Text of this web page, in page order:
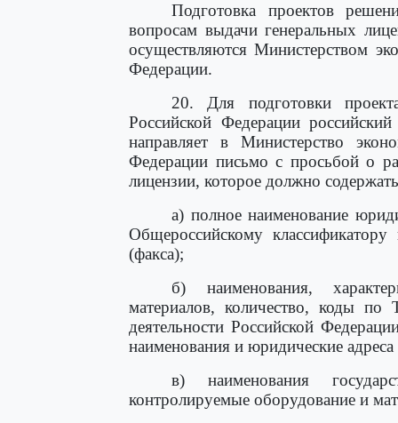
Подготовка проектов
вопросам выдачи генеральных
осуществляются Министерством
Федерации.
20. Для подготовки
Российской Федерации
направляет в Министерство
Федерации письмо с просьбой о
лицензии, которое должно
а) полное наименование
Общероссийскому
(факса);
б) наименования,
материалов, количество, коды по
деятельности Российской
наименования и юридические адреса
в) наименования
контролируемые оборудование и